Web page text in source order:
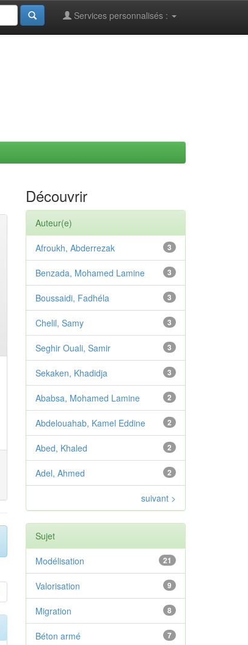
Services personnalisés :
Découvrir
Auteur(e)
3
Afroukh, Abderrezak
3
Benzada, Mohamed Lamine
3
Boussaidi, Fadhéla
3
Chelil, Samy
3
Seghir Ouali, Samir
3
Sekaken, Khadidja
2
Ababsa, Mohamed Lamine
2
Abdelouahab, Kamel Eddine
2
Abed, Khaled
2
Adel, Ahmed
suivant >
Sujet
21
Modélisation
9
Valorisation
8
Migration
7
Béton armé